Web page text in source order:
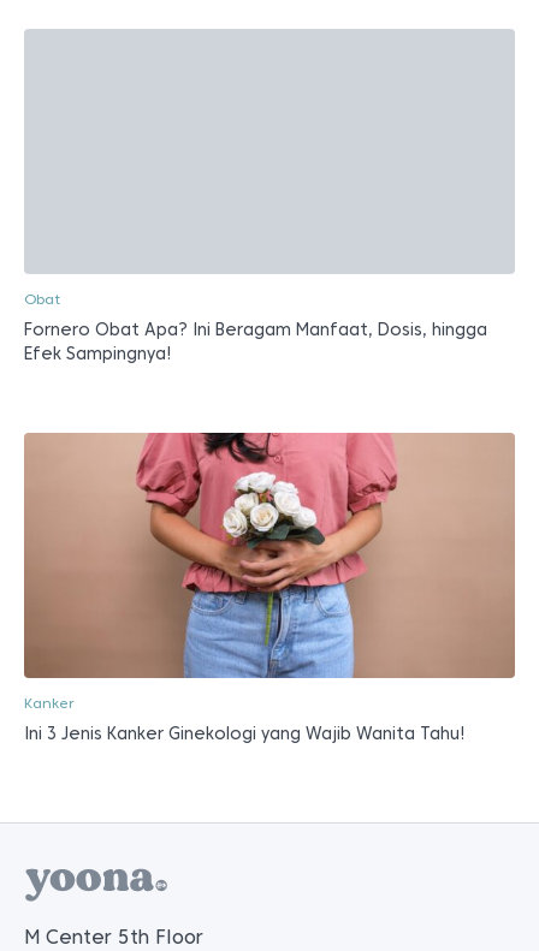
Obat
Fornero Obat Apa? Ini Beragam Manfaat, Dosis, hingga
Efek Sampingnya!
Kanker
Ini 3 Jenis Kanker Ginekologi yang Wajib Wanita Tahu!
M Center 5th Floor